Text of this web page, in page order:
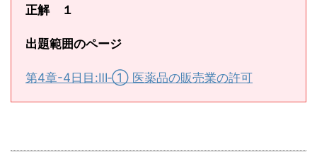
正解 １
出題範囲のページ
第4章-4日目:Ⅲ‐① 医薬品の販売業の許可